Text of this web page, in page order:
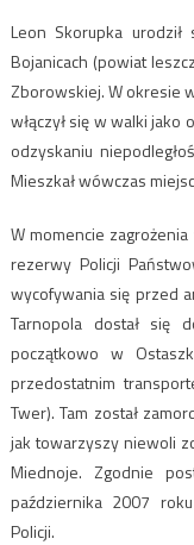
Leon Skorupka
Bojanicach (powiat
Zborowskiej. W okresie
włączył się w walki jako
odzyskaniu
Mieszkał wówczas
W momencie
rezerwy Policji
wycofywania się przed
Tarnopola dostał się
początkowo w
przedostatnim
Twer). Tam został
jak towarzyszy niewoli
Miednoje. Zgodnie
października 2007
Policji.